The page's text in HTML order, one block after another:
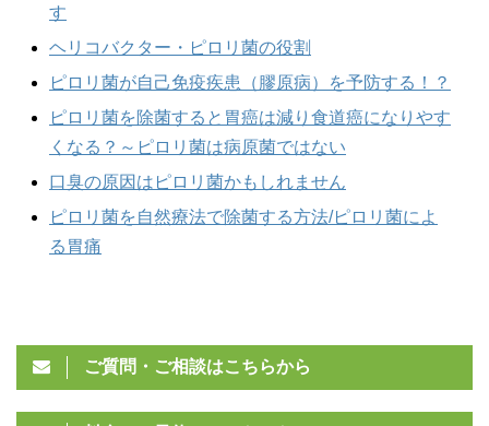
す
ヘリコバクター・ピロリ菌の役割
ピロリ菌が自己免疫疾患（膠原病）を予防する！？
ピロリ菌を除菌すると胃癌は減り食道癌になりやす
くなる？～ピロリ菌は病原菌ではない
口臭の原因はピロリ菌かもしれません
ピロリ菌を自然療法で除菌する方法/ピロリ菌によ
る胃痛
ご質問・ご相談はこちらから